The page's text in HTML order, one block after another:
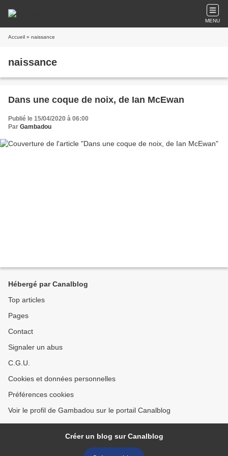
MENU
Accueil » naissance
naissance
Dans une coque de noix, de Ian McEwan
Publié le 15/04/2020 à 06:00
Par Gambadou
Hébergé par Canalblog
Top articles
Pages
Contact
Signaler un abus
C.G.U.
Cookies et données personnelles
Préférences cookies
Voir le profil de Gambadou sur le portail Canalblog
Créer un blog sur Canalblog